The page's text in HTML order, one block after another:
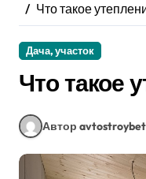
Что такое
Дача, участок
Что такое
Автор avtostroybet